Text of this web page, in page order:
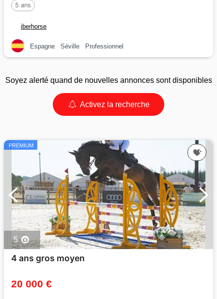
5 ans
iberhorse
Espagne Séville Professionnel
Soyez alerté quand de nouvelles annonces sont disponibles
Activez la recherche
PREMIUM
5
4 ans gros moyen
20 000 €